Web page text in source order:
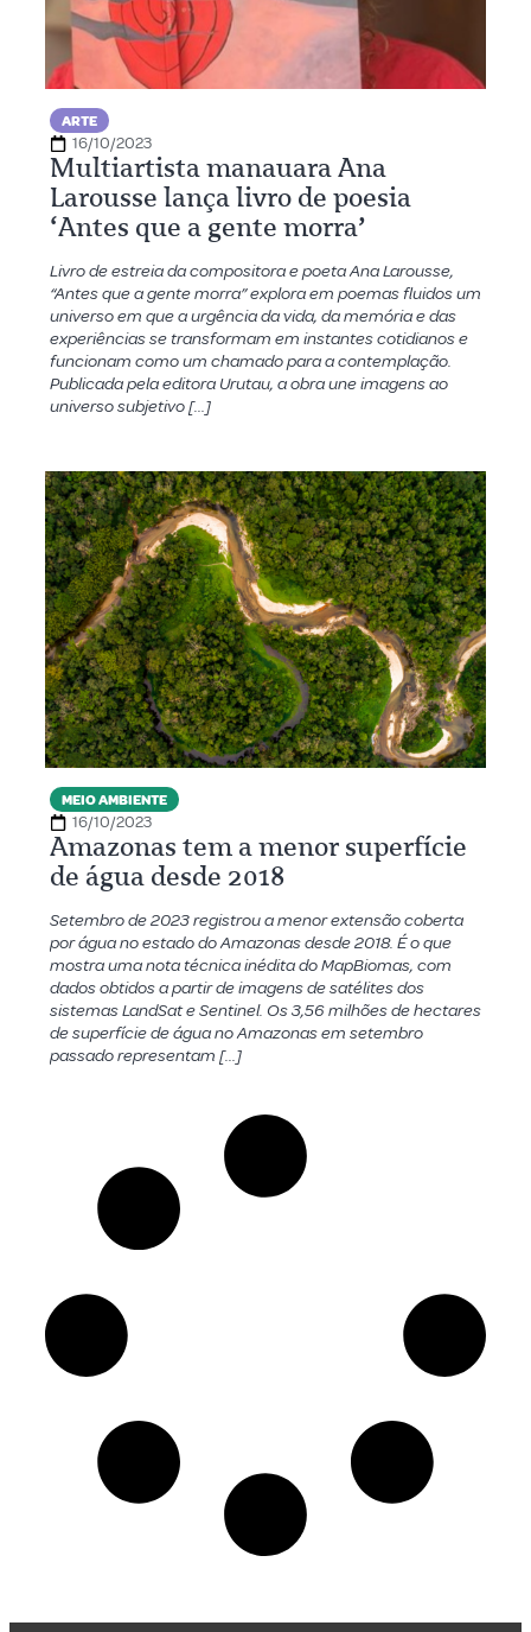
ARTE
16/10/2023
Multiartista manauara Ana
Larousse lança livro de poesia
‘Antes que a gente morra’
Livro de estreia da compositora e poeta Ana Larousse,
“Antes que a gente morra” explora em poemas fluidos um
universo em que a urgência da vida, da memória e das
experiências se transformam em instantes cotidianos e
funcionam como um chamado para a contemplação.
Publicada pela editora Urutau, a obra une imagens ao
universo subjetivo […]
MEIO AMBIENTE
16/10/2023
Amazonas tem a menor superfície
de água desde 2018
Setembro de 2023 registrou a menor extensão coberta
por água no estado do Amazonas desde 2018. É o que
mostra uma nota técnica inédita do MapBiomas, com
dados obtidos a partir de imagens de satélites dos
sistemas LandSat e Sentinel. Os 3,56 milhões de hectares
de superfície de água no Amazonas em setembro
passado representam […]